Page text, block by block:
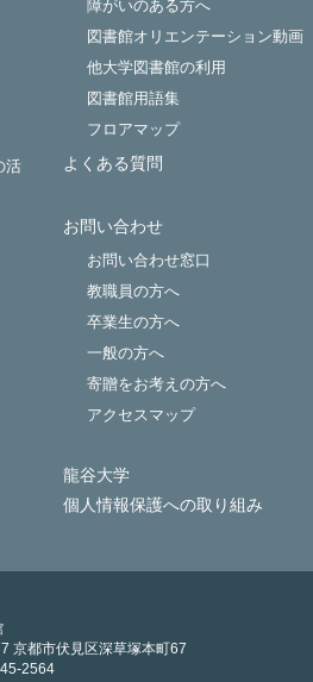
活
障がいのある方へ
図書館オリエンテーション動画
他大学図書館の利用
図書館用語集
フロアマップ
よくある質問
お問い合わせ
お問い合わせ窓口
教職員の方へ
卒業生の方へ
一般の方へ
寄贈をお考えの方へ
アクセスマップ
龍谷大学
個人情報保護への取り組み
京都市伏見区深草塚本町67
2564